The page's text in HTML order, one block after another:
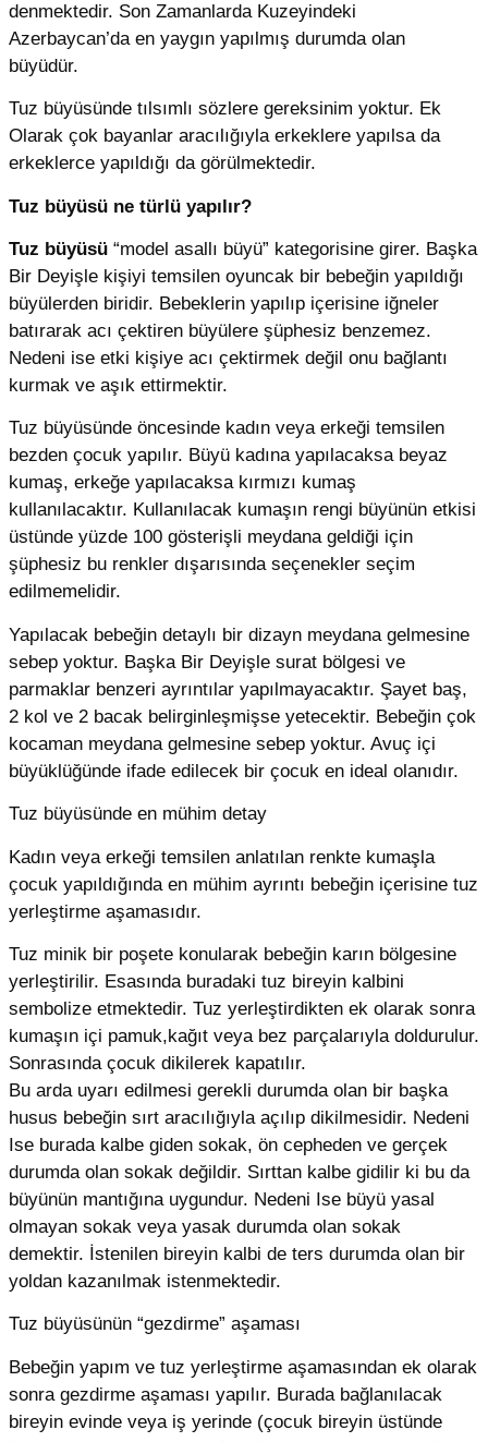
denmektedir. Son Zamanlarda Kuzeyindeki
Azerbaycan’da en yaygın yapılmış durumda olan
büyüdür.
Tuz büyüsünde tılsımlı sözlere gereksinim yoktur. Ek
Olarak çok bayanlar aracılığıyla erkeklere yapılsa da
erkeklerce yapıldığı da görülmektedir.
Tuz büyüsü ne türlü yapılır?
Tuz büyüsü “model asallı büyü” kategorisine girer. Başka
Bir Deyişle kişiyi temsilen oyuncak bir bebeğin yapıldığı
büyülerden biridir. Bebeklerin yapılıp içerisine iğneler
batırarak acı çektiren büyülere şüphesiz benzemez.
Nedeni ise etki kişiye acı çektirmek değil onu bağlantı
kurmak ve aşık ettirmektir.
Tuz büyüsünde öncesinde kadın veya erkeği temsilen
bezden çocuk yapılır. Büyü kadına yapılacaksa beyaz
kumaş, erkeğe yapılacaksa kırmızı kumaş
kullanılacaktır. Kullanılacak kumaşın rengi büyünün etkisi
üstünde yüzde 100 gösterişli meydana geldiği için
şüphesiz bu renkler dışarısında seçenekler seçim
edilmemelidir.
Yapılacak bebeğin detaylı bir dizayn meydana gelmesine
sebep yoktur. Başka Bir Deyişle surat bölgesi ve
parmaklar benzeri ayrıntılar yapılmayacaktır. Şayet baş,
2 kol ve 2 bacak belirginleşmişse yetecektir. Bebeğin çok
kocaman meydana gelmesine sebep yoktur. Avuç içi
büyüklüğünde ifade edilecek bir çocuk en ideal olanıdır.
Tuz büyüsünde en mühim detay
Kadın veya erkeği temsilen anlatılan renkte kumaşla
çocuk yapıldığında en mühim ayrıntı bebeğin içerisine tuz
yerleştirme aşamasıdır.
Tuz minik bir poşete konularak bebeğin karın bölgesine
yerleştirilir. Esasında buradaki tuz bireyin kalbini
sembolize etmektedir. Tuz yerleştirdikten ek olarak sonra
kumaşın içi pamuk,kağıt veya bez parçalarıyla doldurulur.
Sonrasında çocuk dikilerek kapatılır.
Bu arda uyarı edilmesi gerekli durumda olan bir başka
husus bebeğin sırt aracılığıyla açılıp dikilmesidir. Nedeni
Ise burada kalbe giden sokak, ön cepheden ve gerçek
durumda olan sokak değildir. Sırttan kalbe gidilir ki bu da
büyünün mantığına uygundur. Nedeni Ise büyü yasal
olmayan sokak veya yasak durumda olan sokak
demektir. İstenilen bireyin kalbi de ters durumda olan bir
yoldan kazanılmak istenmektedir.
Tuz büyüsünün “gezdirme” aşaması
Bebeğin yapım ve tuz yerleştirme aşamasından ek olarak
sonra gezdirme aşaması yapılır. Burada bağlanılacak
bireyin evinde veya iş yerinde (çocuk bireyin üstünde